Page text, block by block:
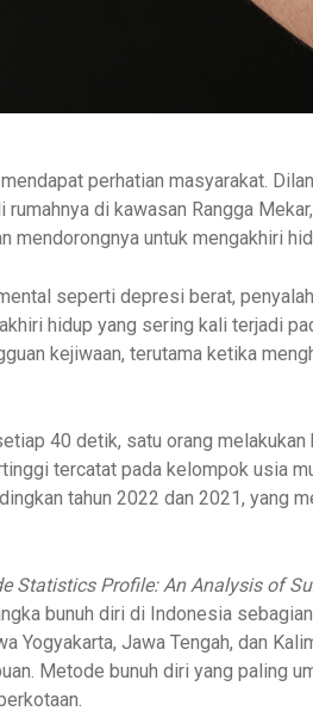
perhatian masyarakat.
di kawasan Rangga
mendorongnya untuk mengakhiri
seperti depresi berat,
hidup yang sering kali terjadi
kejiwaan, terutama ketika
40 detik, satu orang melakukan
tercatat pada kelompok usia
tahun 2022 dan 2021, yang
Statistics Profile: An Analysis of
bunuh diri di Indonesia
Jawa Tengah, dan
Metode bunuh diri yang paling